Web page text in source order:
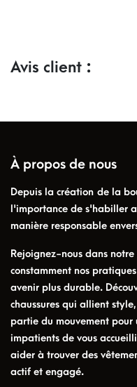
Avis client :
À propos de nous
Depuis la création de la
l'importance de s'habiller
manière responsable
Rejoignez-nous dans
constamment nos
avenir plus durable.
chaussures qui allient
partie du mouvement pour
impatients de vous
aider à trouver des
actif et engagé.